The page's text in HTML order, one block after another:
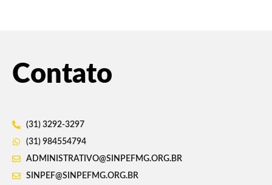
Contato
(31) 3292-3297
(31) 984554794
ADMINISTRATIVO@SINPEFMG.ORG.BR
SINPEF@SINPEFMG.ORG.BR